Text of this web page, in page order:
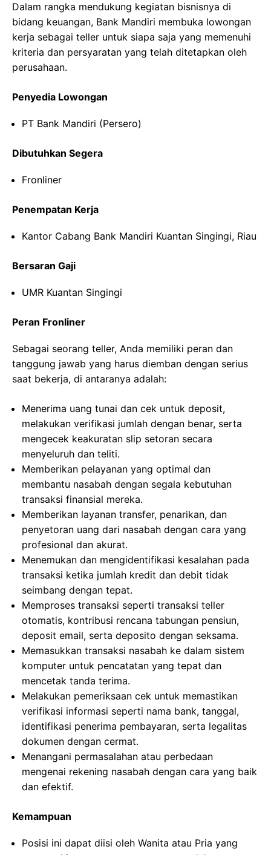
Dalam rangka mendukung kegiatan bisnisnya di
bidang keuangan, Bank Mandiri membuka lowongan
kerja sebagai teller untuk siapa saja yang memenuhi
kriteria dan persyaratan yang telah ditetapkan oleh
perusahaan.
Penyedia Lowongan
PT Bank Mandiri (Persero)
Dibutuhkan Segera
Fronliner
Penempatan Kerja
Kantor Cabang Bank Mandiri Kuantan Singingi, Riau
Bersaran Gaji
UMR Kuantan Singingi
Peran Fronliner
Sebagai seorang teller, Anda memiliki peran dan
tanggung jawab yang harus diemban dengan serius
saat bekerja, di antaranya adalah:
Menerima uang tunai dan cek untuk deposit,
melakukan verifikasi jumlah dengan benar, serta
mengecek keakuratan slip setoran secara
menyeluruh dan teliti.
Memberikan pelayanan yang optimal dan
membantu nasabah dengan segala kebutuhan
transaksi finansial mereka.
Memberikan layanan transfer, penarikan, dan
penyetoran uang dari nasabah dengan cara yang
profesional dan akurat.
Menemukan dan mengidentifikasi kesalahan pada
transaksi ketika jumlah kredit dan debit tidak
seimbang dengan tepat.
Memproses transaksi seperti transaksi teller
otomatis, kontribusi rencana tabungan pensiun,
deposit email, serta deposito dengan seksama.
Memasukkan transaksi nasabah ke dalam sistem
komputer untuk pencatatan yang tepat dan
mencetak tanda terima.
Melakukan pemeriksaan cek untuk memastikan
verifikasi informasi seperti nama bank, tanggal,
identifikasi penerima pembayaran, serta legalitas
dokumen dengan cermat.
Menangani permasalahan atau perbedaan
mengenai rekening nasabah dengan cara yang baik
dan efektif.
Kemampuan
Posisi ini dapat diisi oleh Wanita atau Pria yang